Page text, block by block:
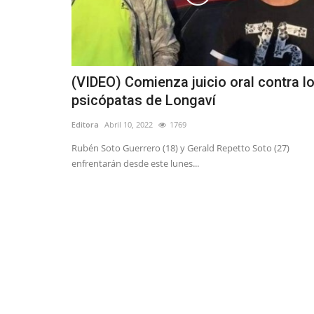
(VIDEO) Comienza juicio oral contra
psicópatas de Longaví
Editora Abril 10, 2022 1769
Rubén Soto Guerrero (18) y Gerald Repetto Soto (27)
enfrentarán desde este lunes...